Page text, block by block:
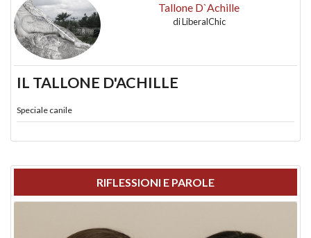
Tallone D`Achille
diLiberalChic
IL TALLONE D'ACHILLE
Speciale canile
RIFLESSIONI E PAROLE